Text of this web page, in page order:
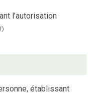
l’autorisation
)
établissant